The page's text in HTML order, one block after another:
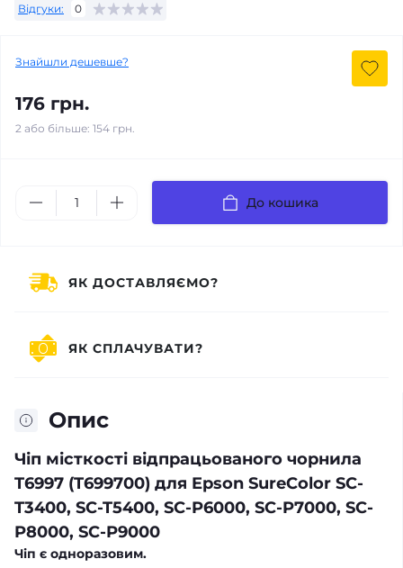
Відгуки: 0
Знайшли дешевше?
176 грн.
2 або більше: 154 грн.
До кошика
Опис
Чіп місткості відпрацьованого чорнила
T6997 (T699700) для Epson SureColor SC-
T3400, SC-T5400, SC-P6000, SC-P7000, SC-
P8000, SC-P9000
Чіп є одноразовим.
ЯК ДОСТАВЛЯЄМО?
ЯК СПЛАЧУВАТИ?